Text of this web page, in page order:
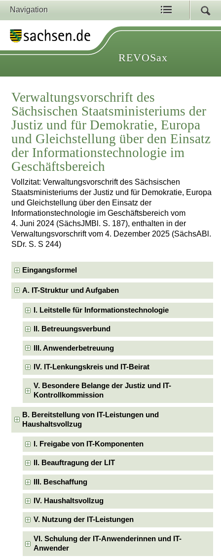
Navigation
REVOSax
Verwaltungsvorschrift des
Sächsischen Staatsministeriums der
Justiz und für Demokratie, Europa
und Gleichstellung über den Einsatz
der Informationstechnologie im
Geschäftsbereich
Vollzitat: Verwaltungsvorschrift des Sächsischen
Staatsministeriums der Justiz und für Demokratie, Europa
und Gleichstellung über den Einsatz der
Informationstechnologie im Geschäftsbereich vom
4. Juni 2024 (SächsJMBl. S. 187), enthalten in der
Verwaltungsvorschrift vom 4. Dezember 2025 (SächsABl.
SDr. S. S 244)
Eingangsformel
A. IT-Struktur und Aufgaben
I. Leitstelle für Informationstechnologie
II. Betreuungsverbund
III. Anwenderbetreuung
IV. IT-Lenkungskreis und IT-Beirat
V. Besondere Belange der Justiz und IT-
Kontrollkommission
B. Bereitstellung von IT-Leistungen und
Haushaltsvollzug
I. Freigabe von IT-Komponenten
II. Beauftragung der LIT
III. Beschaffung
IV. Haushaltsvollzug
V. Nutzung der IT-Leistungen
VI. Schulung der IT-Anwenderinnen und IT-
Anwender